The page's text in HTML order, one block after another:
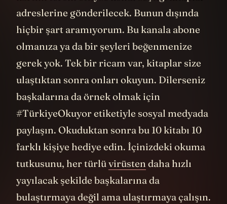
adreslerine gönderilecek. Bunun dışında
hiçbir şart aramıyorum. Bu kanala abone
olmanıza ya da bir şeyleri beğenmenize
gerek yok. Tek bir ricam var, kitaplar size
ulaştıktan sonra onları okuyun. Dilerseniz
başkalarına da örnek olmak için
#TürkiyeOkuyor etiketiyle sosyal medyada
paylaşın. Okuduktan sonra bu 10 kitabı 10
farklı kişiye hediye edin. İçinizdeki okuma
tutkusunu, her türlüvirüsten daha hızlı
yayılacak şekilde başkalarına da
bulaştırmaya değil ama ulaştırmaya çalışın.